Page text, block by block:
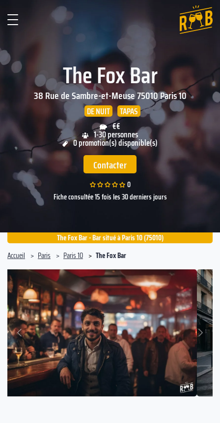
The Fox Bar
38 Rue de Sambre-et-Meuse75010Paris 10
DE NUIT
TAPAS
€€
1-30 personnes
0 promotion(s) disponible(s)
Contacter
0
Fiche consultée 15 fois les 30 derniers jours
The Fox Bar - Bar situé à Paris 10 (75010)
Accueil
Paris Paris 10 The Fox Bar
Précédent
Suivant